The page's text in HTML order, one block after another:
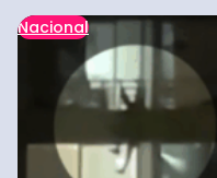
Nacional